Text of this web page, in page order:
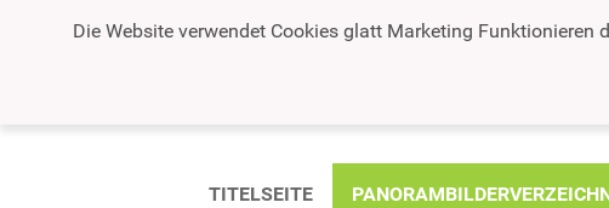
Die Website verwendet Cookies glatt Marketing
TITELSEITE